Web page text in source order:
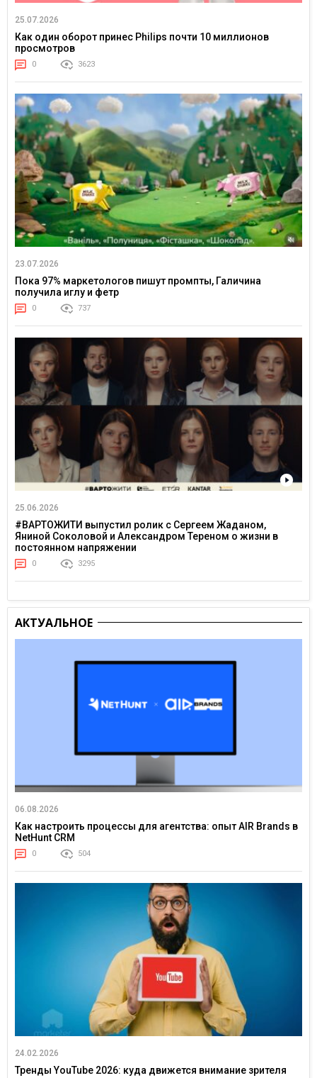
25.07.2026
Как один оборот принес Philips почти 10 миллионов
просмотров
0 3623
23.07.2026
Пока 97% маркетологов пишут промпты, Галичина
получила иглу и фетр
0 737
25.06.2026
#ВАРТОЖИТИ выпустил ролик с Сергеем Жаданом,
Яниной Соколовой и Александром Тереном о жизни в
постоянном напряжении
0 3295
АКТУАЛЬНОЕ
06.08.2026
Как настроить процессы для агентства: опыт AIR Brands в
NetHunt CRM
0 504
24.02.2026
Тренды YouTube 2026: куда движется внимание зрителя